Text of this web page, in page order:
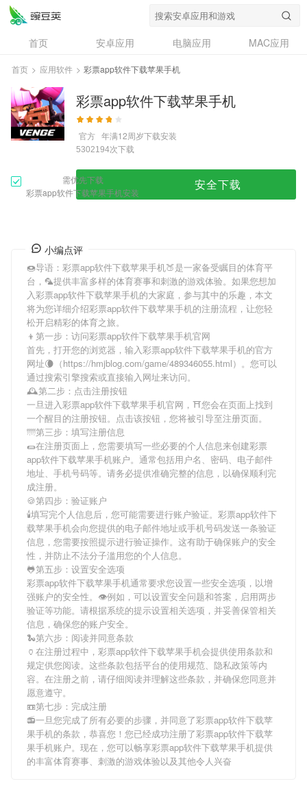
首页 安卓应用 电脑应用
MAC应用
资讯
专题 设计奖
问答
首页 > 应用软件 > 彩票app软件下载苹果手机
彩票app软件下载苹果手机
官方 年满12周岁下载安装
5302194次下载
需优先下载
彩票app软件下载苹果手机安装
安全下载
小编点评
🍩导语： 彩票app软件下载苹果手机🍑是一家备受瞩目的体育平
台，🦜提供丰富多样的体育赛事和刺激的游戏体验。如果您想加
入彩票app软件下载苹果手机的大家庭，参与其中的乐趣，本文
将为您详细介绍彩票app软件下载苹果手机的注册流程，让您轻
松开启精彩的体育之旅。
👦第一步：访问彩票app软件下载苹果手机官网
首先，打开您的浏览器，输入彩票app软件下载苹果手机的官方
网址🌘（https://hmjblog.com/game/489346055.html）。您可以
通过搜索引擎搜索或直接输入网址来访问。
🕰第二步：点击注册按钮
一旦进入彩票app软件下载苹果手机官网，⛩您会在页面上找到
一个醒目的注册按钮。点击该按钮，您将被引导至注册页面。
🌁第三步：填写注册信息
🌯在注册页面上，您需要填写一些必要的个人信息来创建彩票
app软件下载苹果手机账户。通常包括用户名、密码、电子邮件
地址、手机号码等。请务必提供准确完整的信息，以确保顺利完
成注册。
🍪第四步：验证账户
🕯填写完个人信息后，您可能需要进行账户验证。 彩票app软件下
载苹果手机会向您提供的电子邮件地址或手机号码发送一条验证
信息，您需要按照提示进行验证操作。这有助于确保账户的安全
性，并防止不法分子滥用您的个人信息。
🐸第五步：设置安全选项
彩票app软件下载苹果手机通常要求您设置一些安全选项，以增
强账户的安全性。👁例如，可以设置安全问题和答案，启用两步
验证等功能。请根据系统的提示设置相关选项，并妥善保管相关
信息，确保您的账户安全。
🐍第六步：阅读并同意条款
🏺在注册过程中， 彩票app软件下载苹果手机会提供使用条款和
规定供您阅读。这些条款包括平台的使用规范、隐私政策等内
容。在注册之前，请仔细阅读并理解这些条款，并确保您同意并
愿意遵守。
📼第七步：完成注册
📻一旦您完成了所有必要的步骤，并同意了彩票app软件下载苹
果手机的条款，恭喜您！您已经成功注册了彩票app软件下载苹
果手机账户。现在，您可以畅享彩票app软件下载苹果手机提供
的丰富体育赛事、刺激的游戏体验以及其他令人兴奋